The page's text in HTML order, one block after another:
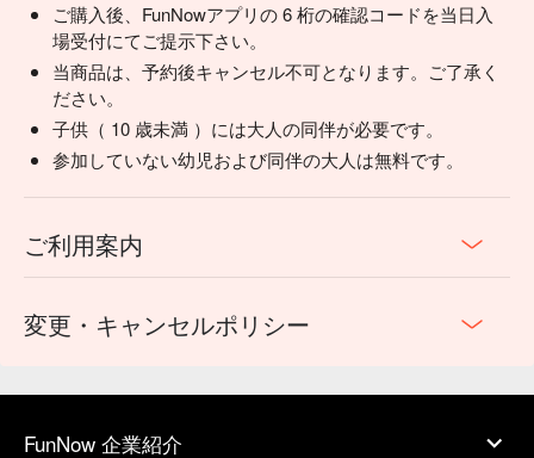
ご購入後、FunNowアプリの 6 桁の確認コードを当日入
場受付にてご提示下さい。
当商品は、予約後キャンセル不可となります。ご了承く
ださい。
子供（ 10 歳未満 ）には大人の同伴が必要です。
参加していない幼児および同伴の大人は無料です。
ご利用案内
変更・キャンセルポリシー
FunNow 企業紹介